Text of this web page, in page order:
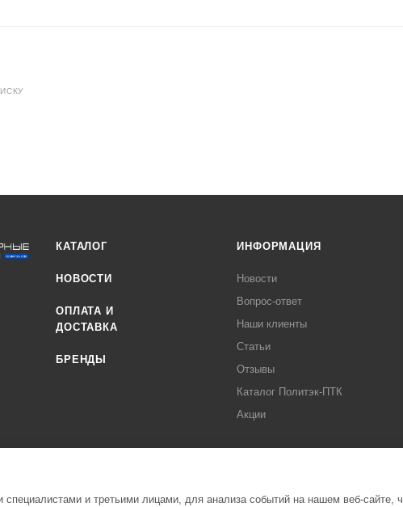
КАТАЛОГ
НОВОСТИ
ОПЛАТА И
ДОСТАВКА
БРЕНДЫ
ИНФОРМАЦИЯ
Новости
Вопрос-ответ
Наши клиенты
Статьи
Отзывы
Каталог Политэк-ПТК
Акции
и третьими лицами, для анализа событий на нашем веб-сайте,